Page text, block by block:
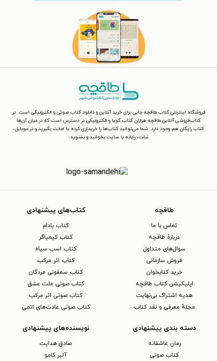
فروشگاه اینترنتی کتاب طاقچه جایی برای خرید آنلاین و دانلود کتاب صوتی و الکترونیکی است. در
کتاب‌فروشی آنلاین طاقچه هزاران کتاب گویا و الکترونیکی در دسترس است که در میان آن‌ها
کتاب رایگان هم وجود دارد. شما می‌توانید کتاب‌ها را خریداری کرده یا امانت بگیرید و در موبایل،
تبلت، رایانه یا سایت بخوانید و بشنوید.
طاقچه
تماس با ما
دربارهٔ طاقچه
سوال‌های متداول
فروش سازمانی
خرید کتابخوان
اپلیکیشن کتاب طاقچه
هدیه اشتراک بی‌نهایت
مجلهٔ معرفی و نقد کتاب
کتاب‌های پیشنهادی
کتاب بادام
کتاب کیمیاگر
کتاب اسب سیاه
کتاب اثر مرکب
کتاب سمفونی مردگان
کتاب صوتی ملت عشق
کتاب صوتی اثر مرکب
کتاب صوتی عادت‌های اتمی
دسته بندی پیشنهادی
رمان عاشقانه
کتاب‌ صوتی
نویسنده‌های پیشنهادی
صادق هدایت
آلبر کامو